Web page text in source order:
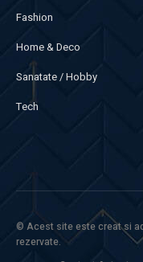
Fashion
Home & Deco
Sanatate / Hobby
Tech
© Acest site este creat si
rezervate.